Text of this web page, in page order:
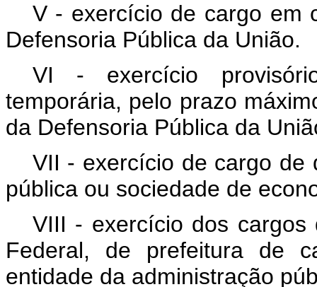
V - exercício de cargo em
Defensoria Pública da União.
VI - exercício
temporária, pelo prazo
da Defensoria Pública da
VII - exercício de cargo de
pública ou sociedade de
VIII - exercício dos
Federal, de prefeitura de
entidade da administração